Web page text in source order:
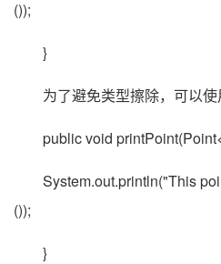
());
}
为了避免类型擦除，可以使
public void
System.out.println("This
());
}